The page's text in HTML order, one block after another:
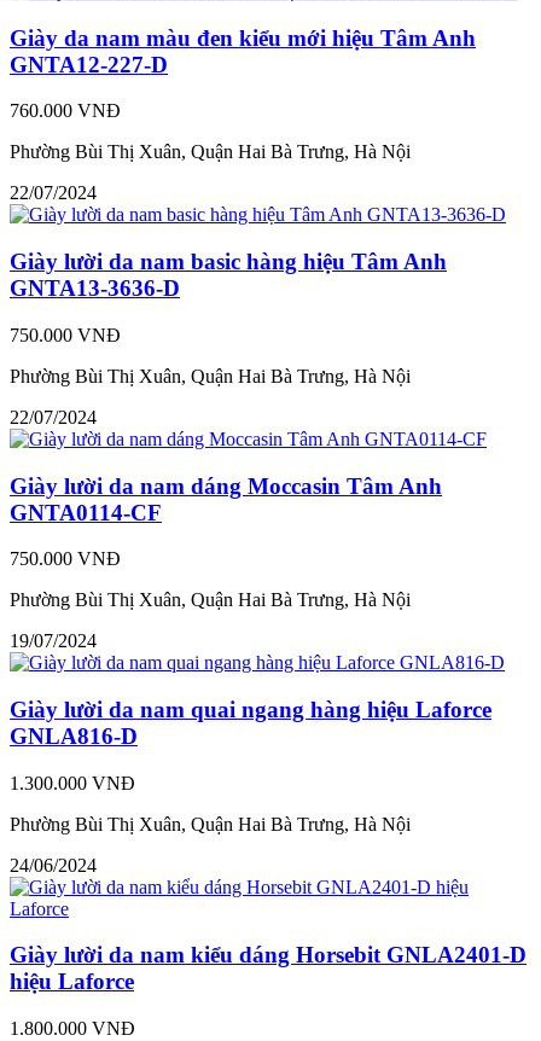
Giày da nam màu đen kiểu mới hiệu Tâm Anh
GNTA12-227-D
760.000 VNĐ
Phường Bùi Thị Xuân, Quận Hai Bà Trưng, Hà Nội
22/07/2024
Giày lười da nam basic hàng hiệu Tâm Anh
GNTA13-3636-D
750.000 VNĐ
Phường Bùi Thị Xuân, Quận Hai Bà Trưng, Hà Nội
22/07/2024
Giày lười da nam dáng Moccasin Tâm Anh
GNTA0114-CF
750.000 VNĐ
Phường Bùi Thị Xuân, Quận Hai Bà Trưng, Hà Nội
19/07/2024
Giày lười da nam quai ngang hàng hiệu Laforce
GNLA816-D
1.300.000 VNĐ
Phường Bùi Thị Xuân, Quận Hai Bà Trưng, Hà Nội
24/06/2024
Giày lười da nam kiểu dáng Horsebit GNLA2401-D
hiệu Laforce
1.800.000 VNĐ